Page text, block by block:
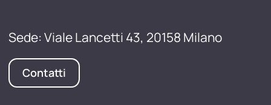
Sede: Viale Lancetti 43, 20158 Milano
Contatti